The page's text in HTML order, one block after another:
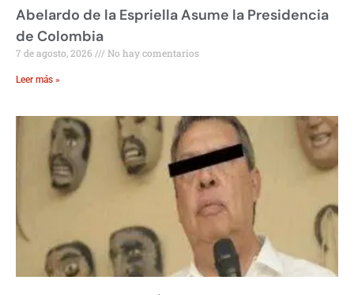
Abelardo de la Espriella Asume la Presidencia
de Colombia
7 de agosto, 2026 No hay comentarios
Leer más »